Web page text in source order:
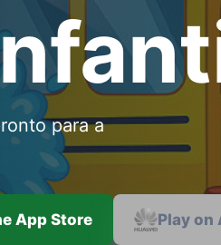
para a
App Store Play on